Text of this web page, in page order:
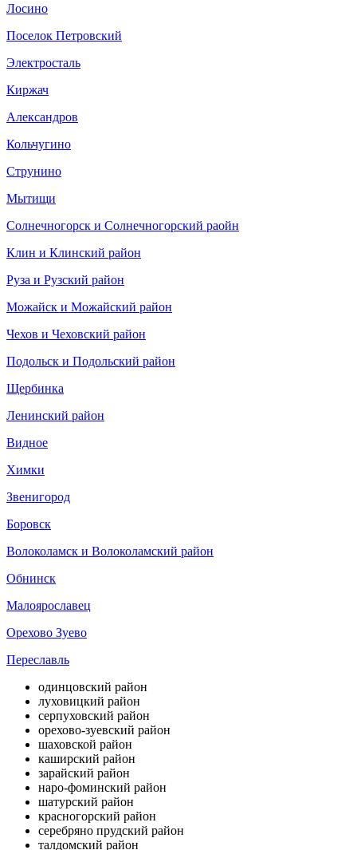
Лосино
Поселок Петровский
Электросталь
Киржач
Александров
Кольчугино
Струнино
Мытищи
Солнечногорск и Солнечногорский раойн
Клин и Клинский район
Руза и Рузский район
Можайск и Можайский район
Чехов и Чеховский район
Подольск и Подольский район
Щербинка
Ленинский район
Видное
Химки
Звенигород
Боровск
Волоколамск и Волоколамский район
Обнинск
Малоярославец
Орехово Зуево
Переславль
одинцовский район
луховицкий район
серпуховский район
орехово-зуевский район
шаховской район
каширский район
зарайский район
наро-фоминский район
шатурский район
красногорский район
серебряно прудский район
талдомский район